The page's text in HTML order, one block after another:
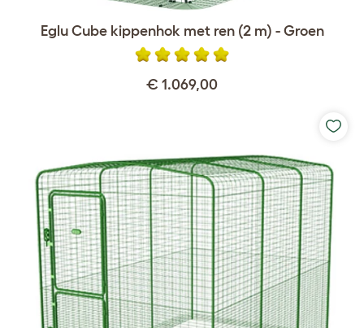
Eglu Cube kippenhok met ren (2 m) - Groen
€ 1.069,00